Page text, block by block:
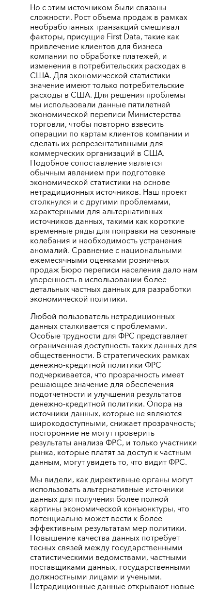
Но с этим источником были связаны
сложности. Рост объема продаж в рамках
необработанных транзакций смешивал
факторы, присущие First Data, такие как
привлечение клиентов для бизнеса
компании по обработке платежей, и
изменения в потребительских расходах в
США. Для экономической статистики
значение имеют только потребительские
расходы в США. Для решения проблемы
мы использовали данные пятилетней
экономической переписи Министерства
торговли, чтобы повторно взвесить
операции по картам клиентов компании и
сделать их репрезентативными для
коммерческих организаций в США.
Подобное сопоставление является
обычным явлением при подготовке
экономической статистики на основе
нетрадиционных источников. Наш проект
столкнулся и с другими проблемами,
характерными для альтернативных
источников данных, такими как короткие
временные ряды для поправки на сезонные
колебания и необходимость устранения
аномалий. Сравнение с национальными
ежемесячными оценками розничных
продаж Бюро переписи населения дало нам
уверенность в использовании более
детальных частных данных для разработки
экономической политики.
Любой пользователь нетрадиционных
данных сталкивается с проблемами.
Особые трудности для ФРС представляет
ограниченная доступность таких данных для
общественности. В стратегических рамках
денежно-кредитной политики ФРС
подчеркивается, что прозрачность имеет
решающее значение для обеспечения
подотчетности и улучшения результатов
денежно-кредитной политики. Опора на
источники данных, которые не являются
широкодоступными, снижает прозрачность;
посторонние не могут проверить
результаты анализа ФРС, и только участники
рынка, которые платят за доступ к частным
данным, могут увидеть то, что видит ФРС.
Мы видели, как директивные органы могут
использовать альтернативные источники
данных для получения более полной
картины экономической конъюнктуры, что
потенциально может вести к более
эффективным результатам мер политики.
Повышение качества данных потребует
тесных связей между государственными
статистическими ведомствами, частными
поставщиками данных, государственными
должностными лицами и учеными.
Нетрадиционные данные открывают новые